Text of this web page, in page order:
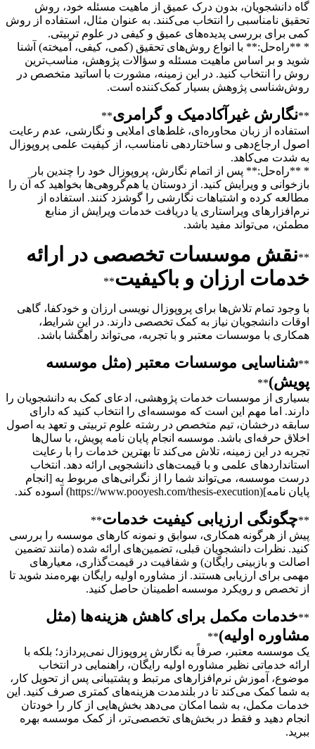
گاه دانشجویان، بدون درک عمیق از ماهیت مسئله خود، روش
تحقیق نامناسبی را انتخاب می‌کنند. به عنوان مثال، استفاده از روش
کمی برای بررسی پدیده‌های عمیق و کیفی در علوم تربیتی.
* **راه‌حل:** با انواع روش‌های تحقیق (کمی، کیفی، آمیخته) آشنا
شوید و بر اساس ماهیت مسئله و سؤالات پژوهش، مناسب‌ترین
روش را انتخاب کنید. در این زمینه، مشورت با اساتید متخصص در
روش‌شناسی پژوهش بسیار کمک‌کننده است.
**نگارش غیرآکادمیک و گرامری**
استفاده از زبان محاوره‌ای، غلط‌های املایی و نگارشی، عدم رعایت
اصول ارجاع‌دهی و ساختاردهی نامناسب، از کیفیت علمی پروپوزال
به شدت می‌کاهد.
* **راه‌حل:** پس از اتمام نگارش، پروپوزال خود را چندین بار
بازخوانی و ویرایش کنید. از دوستان یا هم‌گروهی‌ها بخواهید که آن را
مطالعه کرده و اشتباهات نگارشی را گوشزد کنند. استفاده از
نرم‌افزارهای ویراستاری یا دریافت خدمات ویرایش از منابع
مطمئن، می‌تواند مفید باشد.
**نقش موسسات تخصصی در ارائه
خدمات ارزان و باکیفیت**
با وجود تمام تلاش‌ها برای پروپوزال نویسی ارزان و خودکفا، گاهی
اوقات دانشجویان نیاز به کمک تخصصی دارند. در این شرایط،
همکاری با موسسات معتبر و با تجربه، می‌تواند راهگشا باشد.
**شناسایی موسسات معتبر (مثل موسسه
پویش)**
بسیاری از موسسات خدمات پژوهشی، ادعای کمک به دانشجویان را
دارند. اما مهم این است که موسسه‌ای را انتخاب کنید که دارای
سابقه درخشان، تیم متخصص در رشته علوم تربیتی و تعهد به اصول
اخلاق حرفه‌ای باشد. موسسه انجام پایان نامه پویش، با سال‌ها
تجربه در این زمینه، تلاش می‌کند تا بهترین خدمات را با رعایت
استانداردهای علمی و با قیمت‌های دانشجویی ارائه دهد. انتخاب
درست موسسه، می‌تواند شما را از نگرانی‌های مربوط به [انجام
پایان نامه](https://www.pooyesh.com/thesis-execution) آسوده کند.
**چگونگی ارزیابی کیفیت خدمات**
پیش از هرگونه همکاری، سوابق و نمونه کارهای موسسه را بررسی
کنید. نظرات دانشجویان قبلی، تضمین‌های ارائه شده (مانند تضمین
اصالت و بازبینی رایگان) و شفافیت در قیمت‌گذاری، معیارهای
مهمی برای ارزیابی هستند. از مشاوره اولیه رایگان بهره‌مند شوید تا
از تخصص و رویکرد موسسه اطمینان حاصل کنید.
**خدمات مکمل برای کاهش هزینه‌ها (مثل
مشاوره اولیه)**
یک موسسه معتبر، صرفاً به نگارش پروپوزال نمی‌پردازد؛ بلکه با
ارائه خدماتی نظیر مشاوره اولیه رایگان، راهنمایی در انتخاب
موضوع، آموزش نرم‌افزارهای مرتبط و پشتیبانی پس از تحویل کار،
به شما کمک می‌کند تا در بلندمدت هزینه‌های کمتری صرف کنید. این
خدمات مکمل، به شما امکان می‌دهد بخش‌هایی از کار را خودتان
انجام دهید و فقط در بخش‌های تخصصی‌تر، از کمک موسسه بهره
ببرید.